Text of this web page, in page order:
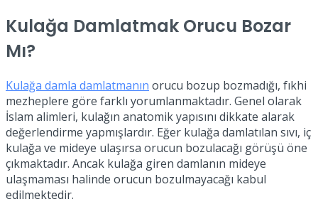
Kulağa Damlatmak Orucu Bozar
Mı?
Kulağa damla damlatmanın orucu bozup bozmadığı, fıkhi
mezheplere göre farklı yorumlanmaktadır. Genel olarak
İslam alimleri, kulağın anatomik yapısını dikkate alarak
değerlendirme yapmışlardır. Eğer kulağa damlatılan sıvı, iç
kulağa ve mideye ulaşırsa orucun bozulacağı görüşü öne
çıkmaktadır. Ancak kulağa giren damlanın mideye
ulaşmaması halinde orucun bozulmayacağı kabul
edilmektedir.